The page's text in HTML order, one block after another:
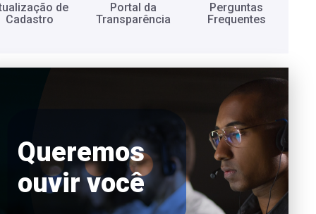
de
Cadastro​
Portal da
Transparência​
Perguntas
Frequentes​
Queremos
ouvir você